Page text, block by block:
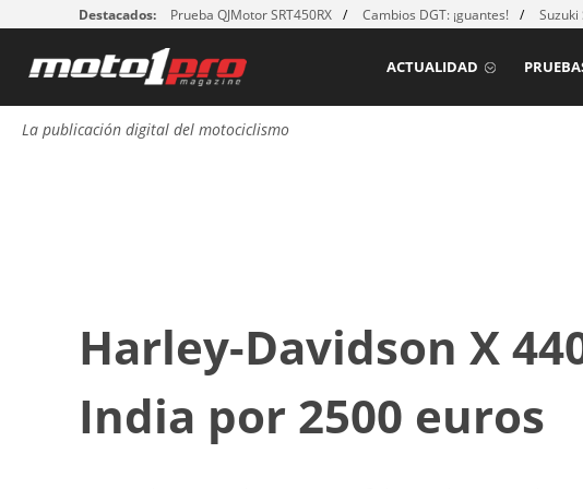
Destacados: Prueba QJMotor SRT450RX Cambios DGT: ¡guantes! Suzuki
ACTUALIDAD
La publicación digital del motociclismo
Harley-Davidson X
India por 2500 euros